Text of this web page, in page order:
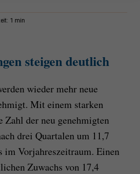
1 min
steigen deutlich
wieder mehr neue
Mit einem starken
Zahl der neu genehmigten
drei Quartalen um 11,7
im Vorjahreszeitraum. Einen
Zuwachs von 17,4